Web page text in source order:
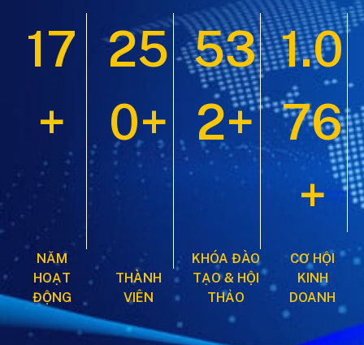
17
+
NĂM
HOẠT
ĐỘNG
25
0+
THÀNH
VIÊN
53
2+
KHÓA ĐÀO
TẠO & HỘI
THẢO
1.0
76
+
CƠ HỘI
KINH
DOANH